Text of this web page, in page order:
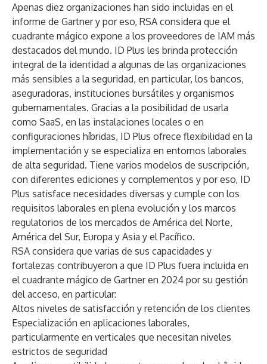
Apenas diez organizaciones han sido incluidas en el
informe de Gartner y por eso, RSA considera que el
cuadrante mágico expone a los proveedores de IAM más
destacados del mundo. ID Plus les brinda protección
integral de la identidad a algunas de las organizaciones
más sensibles a la seguridad, en particular, los bancos,
aseguradoras, instituciones bursátiles y organismos
gubernamentales. Gracias a la posibilidad de usarla
como SaaS, en las instalaciones locales o en
configuraciones híbridas, ID Plus ofrece flexibilidad en la
implementación y se especializa en entornos laborales
de alta seguridad. Tiene varios modelos de suscripción,
con diferentes ediciones y complementos y por eso, ID
Plus satisface necesidades diversas y cumple con los
requisitos laborales en plena evolución y los marcos
regulatorios de los mercados de América del Norte,
América del Sur, Europa y Asia y el Pacífico.
RSA considera que varias de sus capacidades y
fortalezas contribuyeron a que ID Plus fuera incluida en
el cuadrante mágico de Gartner en 2024 por su gestión
del acceso, en particular:
Altos niveles de satisfacción y retención de los clientes
Especialización en aplicaciones laborales,
particularmente en verticales que necesitan niveles
estrictos de seguridad